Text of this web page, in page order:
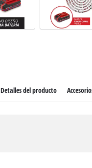
Detalles del producto